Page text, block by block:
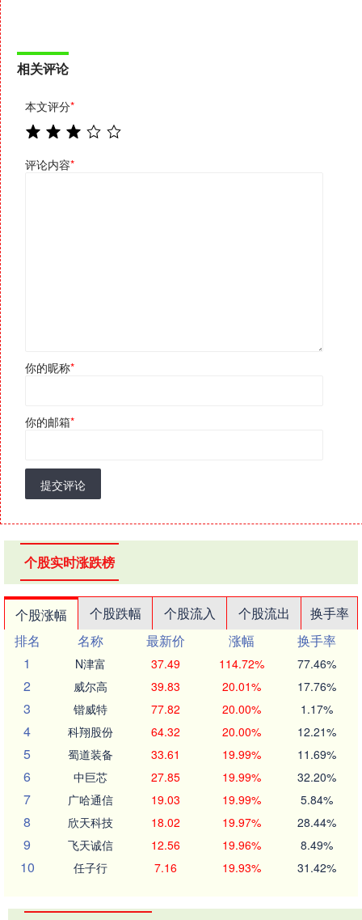
相关评论
本文评分*
评论内容*
你的昵称*
你的邮箱*
提交评论
个股实时涨跌榜
个股涨幅 个股跌幅 个股流入 个股流出
换手率
排名
名称 最新价 涨幅
换手率
1
N津富 37.49 114.72% 77.46%
2 威尔高 39.83 20.01% 17.76%
3 锴威特 77.82 20.00% 1.17%
4 科翔股份 64.32 20.00% 12.21%
5 蜀道装备 33.61 19.99% 11.69%
6 中巨芯 27.85 19.99% 32.20%
7 广哈通信 19.03 19.99% 5.84%
8 欣天科技 18.02 19.97% 28.44%
9 飞天诚信 12.56 19.96% 8.49%
10 任子行 7.16 19.93% 31.42%